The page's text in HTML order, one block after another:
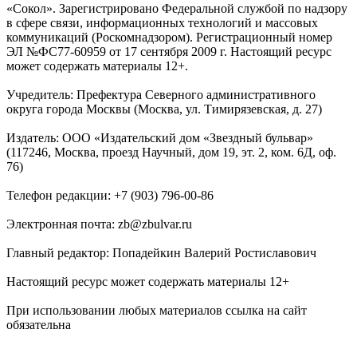
«Сокол». Зарегистрировано Федеральной службой по надзору
в сфере связи, информационных технологий и массовых
коммуникаций (Роскомнадзором). Регистрационный номер
ЭЛ №ФС77-60959 от 17 сентября 2009 г. Настоящий ресурс
может содержать материалы 12+.
Учредитель: Префектура Северного административного
округа города Москвы (Москва, ул. Тимирязевская, д. 27)
Издатель: ООО «Издательский дом «Звездный бульвар»
(117246, Москва, проезд Научный, дом 19, эт. 2, ком. 6Д, оф.
76)
Телефон редакции: +7 (903) 796-00-86
Электронная почта: zb@zbulvar.ru
Главный редактор: Попадейкин Валерий Ростиславович
Настоящий ресурс может содержать материалы 12+
При использовании любых материалов ссылка на сайт
обязательна